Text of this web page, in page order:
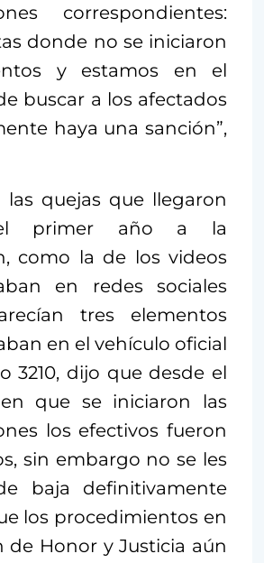
correspondientes:
donde no se iniciaron
y estamos en el
buscar a los afectados
haya una sanción”,
las quejas que llegaron
primer año a la
como la de los videos
en redes sociales
tres elementos
en el vehículo oficial
3210, dijo que desde el
que se iniciaron las
los efectivos fueron
sin embargo no se les
baja definitivamente
los procedimientos en
de Honor y Justicia aún